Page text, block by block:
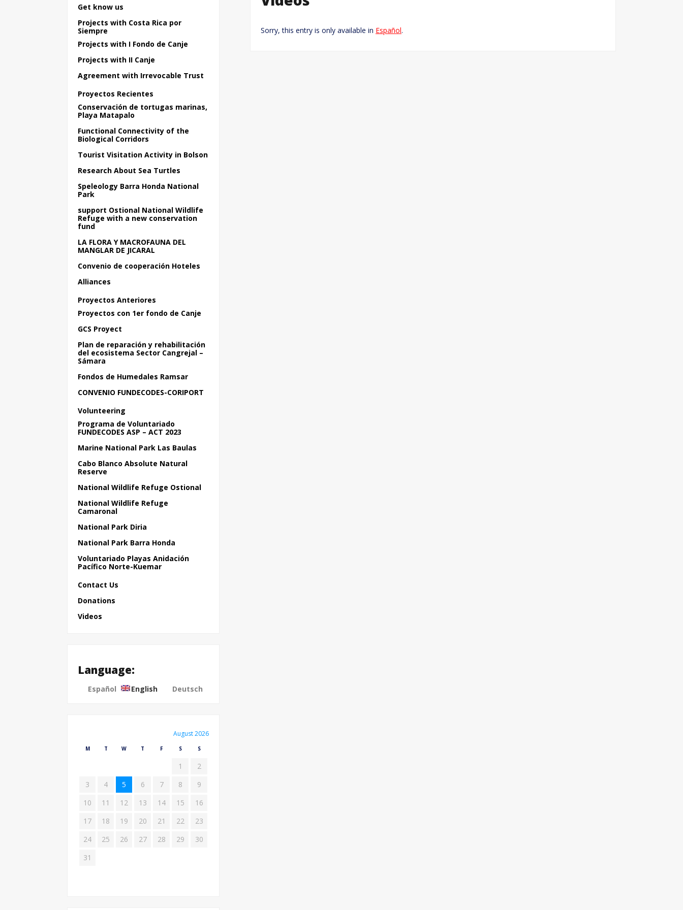
Sorry, this entry is only available in Español.
Get know us
Projects with Costa Rica por
Siempre
Projects with I Fondo de Canje
Projects with II Canje
Agreement with Irrevocable Trust
Proyectos Recientes
Conservación de tortugas marinas,
Playa Matapalo
Functional Connectivity of the
Biological Corridors
Tourist Visitation Activity in Bolson
Research About Sea Turtles
Speleology Barra Honda National
Park
support Ostional National Wildlife
Refuge with a new conservation
fund
LA FLORA Y MACROFAUNA DEL
MANGLAR DE JICARAL
Convenio de cooperación Hoteles
Alliances
Proyectos Anteriores
Proyectos con 1er fondo de Canje
GCS Proyect
Plan de reparación y rehabilitación
del ecosistema Sector Cangrejal –
Sámara
Fondos de Humedales Ramsar
CONVENIO FUNDECODES-CORIPORT
Volunteering
Programa de Voluntariado
FUNDECODES ASP – ACT 2023
Marine National Park Las Baulas
Cabo Blanco Absolute Natural
Reserve
National Wildlife Refuge Ostional
National Wildlife Refuge
Camaronal
National Park Diria
National Park Barra Honda
Voluntariado Playas Anidación
Pacífico Norte-Kuemar
Contact Us
Donations
Videos
Language:
Español English Deutsch
August 2026
M T W T F S S
1
2
3
4 5 6 7 8
9
10
11 12 13 14 15
16
17
18 19 20 21 22
23
24
25 26 27 28 29
30
31